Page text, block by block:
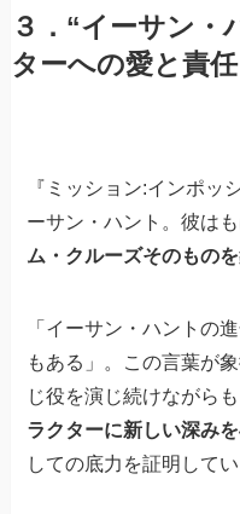
３．“イーサン・
ターへの愛と責任
『ミッション:インポッ
ーサン・ハント。彼は
ム・クルーズそのもの
「イーサン・ハントの
もある」。この言葉が
じ役を演じ続けながら
ラクターに新しい深み
しての底力を証明してい